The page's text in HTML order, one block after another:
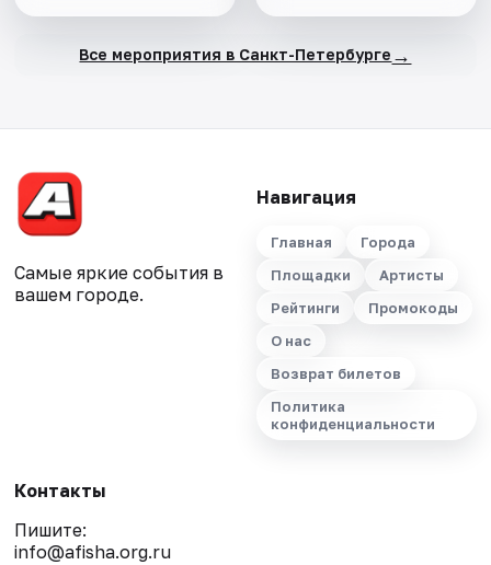
Все мероприятия в Санкт-Петербурге →
Самые яркие события в
вашем городе.
Навигация
Главная
Города
Площадки
Артисты
Рейтинги
Промокоды
О нас
Возврат билетов
Политика
конфиденциальности
Контакты
Пишите:
info@afisha.org.ru